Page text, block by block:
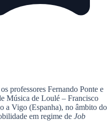
professores Fernando Ponte e
Música de Loulé – Francisco
a Vigo (Espanha), no âmbito do
em regime de Job